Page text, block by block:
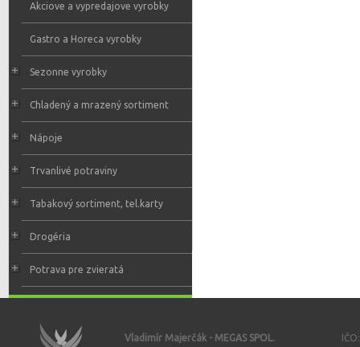
Akciove a vypredajove vyrobky
Gastro a Horeca vyrobky
Sezonne vyrobky
Chladený a mrazený sortiment
Nápoje
Trvanlivé potraviny
Tabakový sortiment, tel.karty
Drogéria
Potrava pre zvieratá
Vladimír Majerčák - MEGAS SPOL.